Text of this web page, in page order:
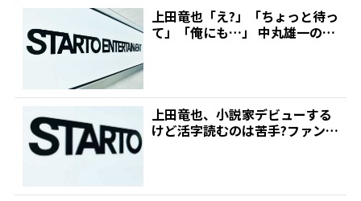
上田竜也「え?」「ちょっと待っ
て」「俺にも…」 中丸雄一のア
上田竜也、小説家デビューする
けど活字読むのは苦手?ファンの